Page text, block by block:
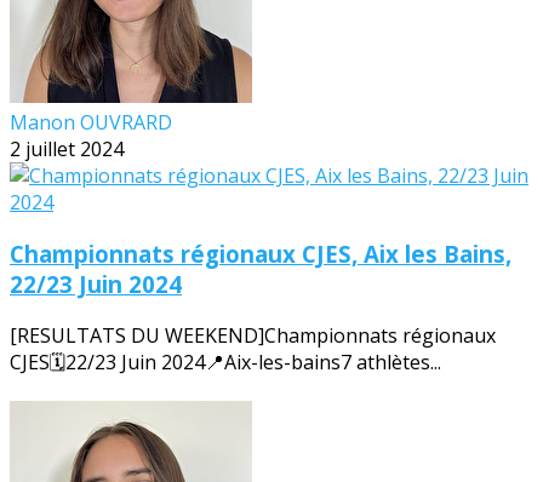
Manon OUVRARD
2 juillet 2024
Championnats régionaux CJES, Aix les Bains,
22/23 Juin 2024
[RESULTATS DU WEEKEND]Championnats régionaux
CJES🗓️22/23 Juin 2024📍Aix-les-bains7 athlètes...